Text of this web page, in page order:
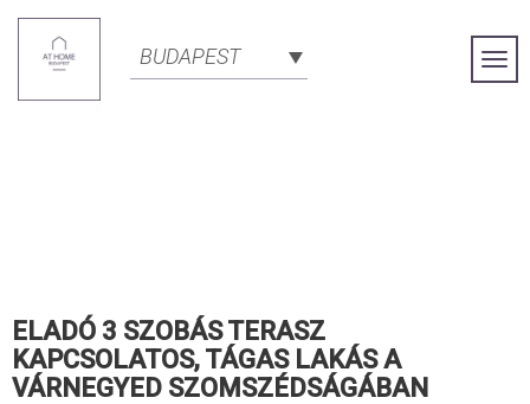
BUDAPEST
ELADÓ 3 SZOBÁS TERASZ
KAPCSOLATOS, TÁGAS LAKÁS A
VÁRNEGYED SZOMSZÉDSÁGÁBAN